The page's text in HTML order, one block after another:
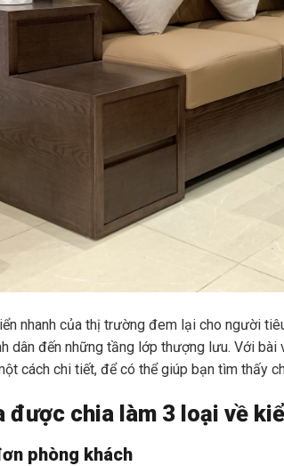
nhanh của thị trường đem lại cho người
dân đến những tầng lớp thượng lưu. Với bài
cách chi tiết, để có thể giúp bạn tìm thấy
được chia làm 3 loại về
phòng khách